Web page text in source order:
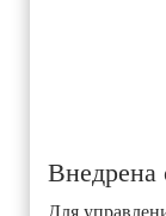
Внедрена
Для